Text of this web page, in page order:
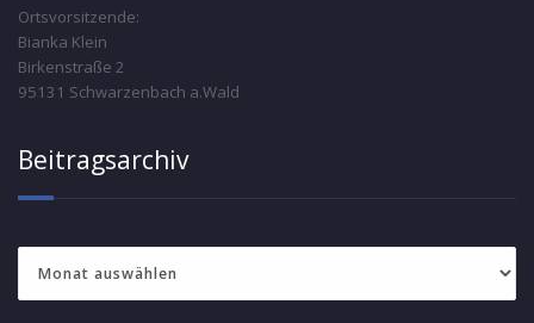
Ortsvorsitzende:
Bianka Klein
Birkenstraße 2
95131 Schwarzenbach a.Wald
Beitragsarchiv